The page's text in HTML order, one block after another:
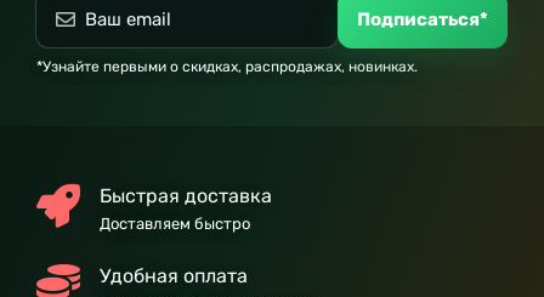
Подписаться*
*Узнайте первыми о скидках, распродажах, новинках.
Быстрая доставка
Доставляем быстро
Удобная оплата